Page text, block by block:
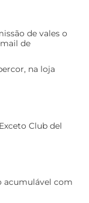
de vales o
de
na loja
Club del
acumulável com